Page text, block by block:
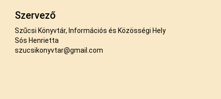
Szervező
Szűcsi Könyvtár, Információs és Közösségi Hely
Sós Henrietta
szucsikonyvtar@gmail.com